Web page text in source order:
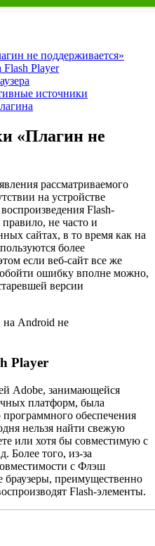
не поддерживается»
Player
источники
«Плагин не
рассматриваемого
на устройстве
Flash-
правило, не часто и
сайтах, в то время как на
более
если веб-сайт все же
обойти ошибку вполне можно,
версии
на Android не
Player
Adobe, занимающейся
платформ, была
обеспечения
нельзя найти свежую
или хотя бы совместимую с
того, из-за
с Флэш
преимущественно
Flash-элементы.